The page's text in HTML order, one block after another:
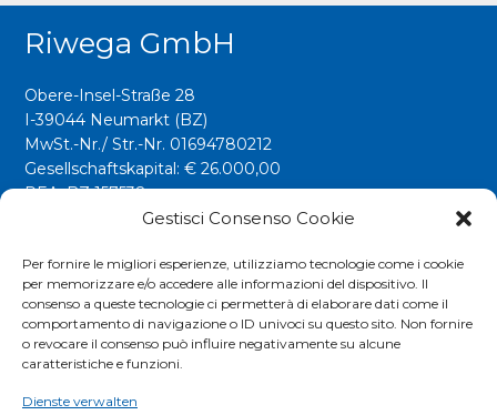
Gestisci Consenso Cookie
Per fornire le migliori esperienze, utilizziamo tecnologie come i cookie
per memorizzare e/o accedere alle informazioni del dispositivo. Il
consenso a queste tecnologie ci permetterà di elaborare dati come il
comportamento di navigazione o ID univoci su questo sito. Non fornire
o revocare il consenso può influire negativamente su alcune
caratteristiche e funzioni.
Dienste verwalten
Riwega GmbH
Obere-Insel-Straße 28
I-39044 Neumarkt (BZ)
MwSt.-Nr./ Str.-Nr. 01694780212
Gesellschaftskapital: € 26.000,00
REA: BZ 157538
info@riwega.com
Tel.+39 0471 827500
Social